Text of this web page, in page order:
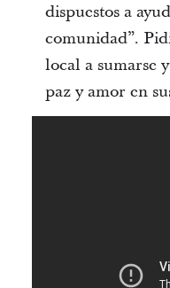
dispuestos a
comunidad”.
local a sumarse
paz y amor en